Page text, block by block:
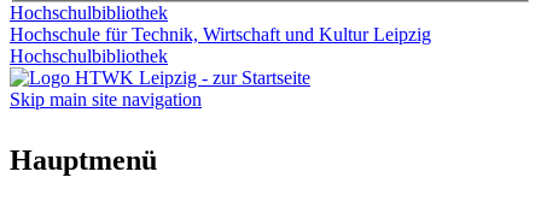
Hochschulbibliothek
Hochschule für Technik, Wirtschaft und Kultur Leipzig
Hochschulbibliothek
Skip main site navigation
Hauptmenü